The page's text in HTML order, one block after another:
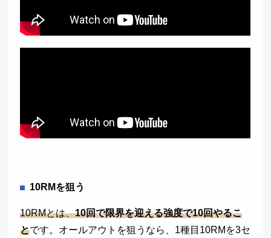
10RMを狙う
10RMとは、10回で限界を迎える強度で10回やるこ
とです。オールアウトを狙うなら、1種目10RMを3セ